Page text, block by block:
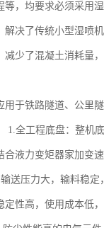
，均要求必须采用
决了传统小型湿喷
少了混凝土消耗量
于铁路隧道、公里
1.全工程底盘：整
液力变矩器家加变
送压力大，输料稳
性高，使用成本低